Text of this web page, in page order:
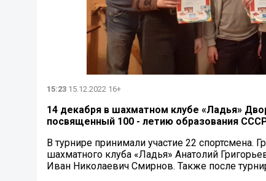
15:23 15.12.2022 16+
14 декабря в шахматном клубе «Ладья»
посвященный 100 - летию образования
В турнире принимали участие 22 спортсмена.
шахматного клуба «Ладья» Анатолий
Иван Николаевич Смирнов. Также после